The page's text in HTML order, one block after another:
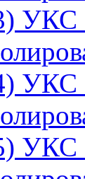
УКС
УКС
УКС